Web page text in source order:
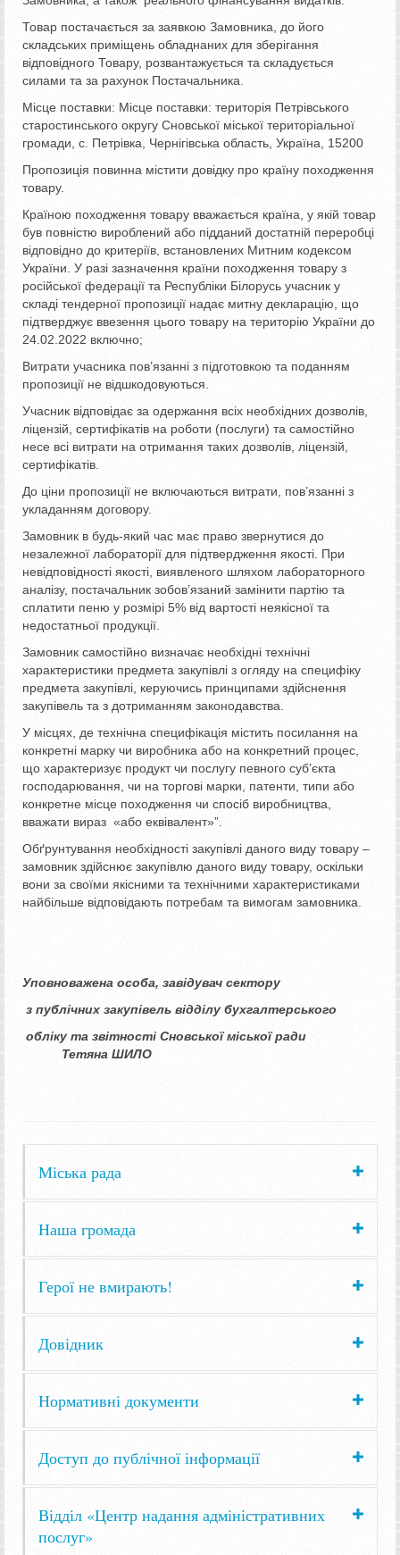
Товар постачається за заявкою Замовника, до його
складських приміщень обладнаних для зберігання
відповідного Товару, розвантажується та складується
силами та за рахунок Постачальника.
Місце поставки: Місце поставки: територія Петрівського
старостинського округу Сновської міської територіальної
громади, с. Петрівка, Чернігівська область, Україна, 15200
Пропозиція повинна містити довідку про країну походження
товару.
Країною походження товару вважається країна, у якій товар
був повністю вироблений або підданий достатній переробці
відповідно до критеріїв, встановлених Митним кодексом
України. У разі зазначення країни походження товару з
російської федерації та Республіки Білорусь учасник у
складі тендерної пропозиції надає митну декларацію, що
підтверджує ввезення цього товару на територію України до
24.02.2022 включно;
Витрати учасника пов’язанні з підготовкою та поданням
пропозиції не відшкодовуються.
Учасник відповідає за одержання всіх необхідних дозволів,
ліцензій, сертифікатів на роботи (послуги) та самостійно
несе всі витрати на отримання таких дозволів, ліцензій,
сертифікатів.
До ціни пропозиції не включаються витрати, пов’язанні з
укладанням договору.
Замовник в будь-який час має право звернутися до
незалежної лабораторії для підтвердження якості. При
невідповідності якості, виявленого шляхом лабораторного
аналізу, постачальник зобов’язаний замінити партію та
сплатити пеню у розмірі 5% від вартості неякісної та
недостатньої продукції.
Замовник самостійно визначає необхідні технічні
характеристики предмета закупівлі з огляду на специфіку
предмета закупівлі, керуючись принципами здійснення
закупівель та з дотриманням законодавства.
У місцях, де технічна специфікація містить посилання на
конкретні марку чи виробника або на конкретний процес,
що характеризує продукт чи послугу певного суб’єкта
господарювання, чи на торгові марки, патенти, типи або
конкретне місце походження чи спосіб виробництва,
вважати вираз «або еквівалент»”.
Обґрунтування необхідності закупівлі даного виду товару –
замовник здійснює закупівлю даного виду товару, оскільки
вони за своїми якісними та технічними характеристиками
найбільше відповідають потребам та вимогам замовника.
Уповноважена особа, завідувач сектору
з публічних закупівель відділу бухгалтерського
обліку та звітності Сновської міської ради
Тетяна ШИЛО
Міська рада
Наша громада
Герої не вмирають!
Довідник
Нормативні документи
Доступ до публічної інформації
Відділ «Центр надання адміністративних
послуг»